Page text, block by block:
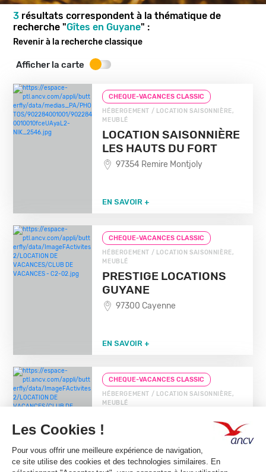
3 résultats correspondent à la thématique de
recherche "Gîtes en Guyane" :
Revenir à la recherche classique
Afficher la carte
CHEQUE-VACANCES CLASSIC
HÉBERGEMENT / LOCATION SAISONNIÈRE,
MEUBLÉ
LOCATION SAISONNIÈRE
LES HAUTS DU FORT
97354 Remire Montjoly
EN SAVOIR +
CHEQUE-VACANCES CLASSIC
HÉBERGEMENT / LOCATION SAISONNIÈRE,
MEUBLÉ
PRESTIGE LOCATIONS
GUYANE
97300 Cayenne
EN SAVOIR +
CHEQUE-VACANCES CLASSIC
HÉBERGEMENT / LOCATION SAISONNIÈRE,
MEUBLÉ
HOTEL LA CHAUMIERE